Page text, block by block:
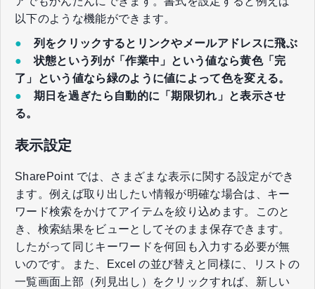
以下のような機能ができます。
● 列をクリックするとリンクやメールアドレスに飛ぶ
● 状態という列が「作業中」という値なら黄色「完
了」という値なら緑のように値によって色を変える。
● 期日を過ぎたら自動的に「期限切れ」と表示させ
る。
表示設定
SharePoint では、さまざまな表示に関する設定ができ
ます。例えば取り出したい情報が明確な場合は、キー
ワード検索をかけてアイテムを絞り込めます。このと
き、検索結果をビューとしてそのまま保存できます。
したがって同じキーワードを何回も入力する必要が無
いのです。また、Excel の並び替えと同様に、リストの
一覧画面上部（列見出し）をクリックすれば、新しい